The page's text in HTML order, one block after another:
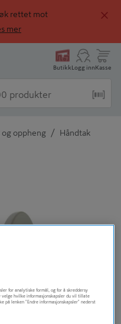
rettet mot
mer
ButikkLogg innKasse
og oppheng / Håndtak
for analytiske formål, og for å skreddersy
velge hvilke informasjonskapsler du vil tillate
på lenken "Endre informasjonskapsler" nederst